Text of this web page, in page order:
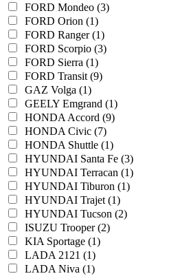
FORD Mondeo (3)
FORD Orion (1)
FORD Ranger (1)
FORD Scorpio (3)
FORD Sierra (1)
FORD Transit (9)
GAZ Volga (1)
GEELY Emgrand (1)
HONDA Accord (9)
HONDA Civic (7)
HONDA Shuttle (1)
HYUNDAI Santa Fe (3)
HYUNDAI Terracan (1)
HYUNDAI Tiburon (1)
HYUNDAI Trajet (1)
HYUNDAI Tucson (2)
ISUZU Trooper (2)
KIA Sportage (1)
LADA 2121 (1)
LADA Niva (1)